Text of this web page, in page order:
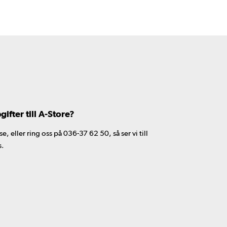
till A-Store?
eller ring oss på 036-37 62 50, så ser vi till